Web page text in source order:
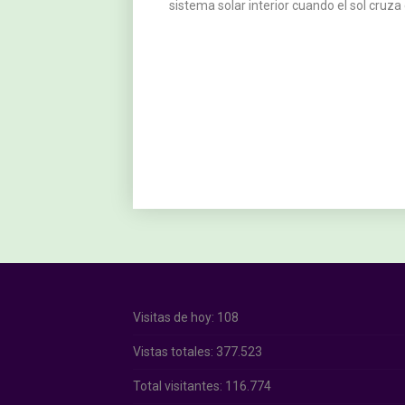
sistema solar interior cuando el sol cruza
Visitas de hoy: 108
Vistas totales: 377.523
Total visitantes: 116.774